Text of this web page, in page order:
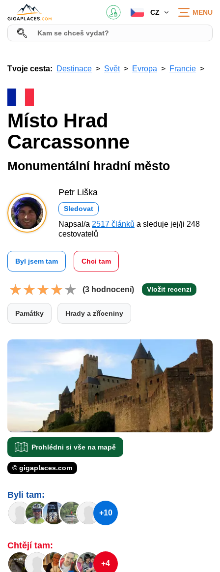
CZ MENU
Tvoje cesta: Destinace Svět Evropa Francie
Místo Hrad
Carcassonne
Monumentální hradní město
Petr Liška
Sledovat
Napsal/a 2517 článků a sleduje jej/ji 248
cestovatelů
Byl jsem tam Chci tam
(3 hodnocení) Vložit recenzi
Památky Hrady a zříceniny
Prohlédni si vše na mapě
© gigaplaces.com
Byli tam:
+10
Chtějí tam:
+4